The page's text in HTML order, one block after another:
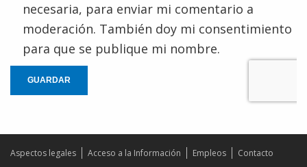
necesaria, para enviar mi comentario a
moderación. También doy mi consentimiento
para que se publique mi nombre.
GUARDAR
Aspectos legales Acceso a la Información Empleos
Contacto